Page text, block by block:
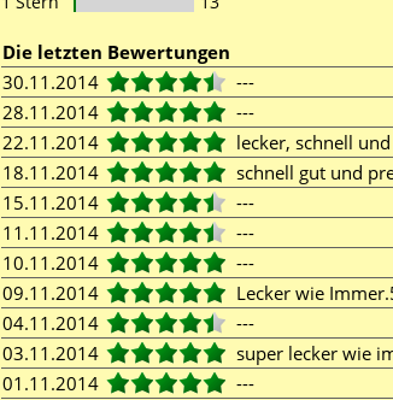
Die letzten Bewertungen
30.11.2014
---
28.11.2014
---
22.11.2014
lecker, schnell
18.11.2014
schnell gut und
15.11.2014
---
11.11.2014
---
10.11.2014
---
09.11.2014
Lecker wie
04.11.2014
---
03.11.2014
super lecker wie
01.11.2014
---